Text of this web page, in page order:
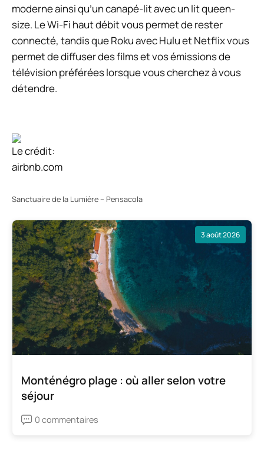
moderne ainsi qu’un canapé-lit avec un lit queen-
size. Le Wi-Fi haut débit vous permet de rester
connecté, tandis que Roku avec Hulu et Netflix vous
permet de diffuser des films et vos émissions de
télévision préférées lorsque vous cherchez à vous
détendre.
Le crédit:
airbnb.com
Sanctuaire de la Lumière – Pensacola
3 août 2026
Monténégro plage : où aller selon votre
séjour
0 commentaires